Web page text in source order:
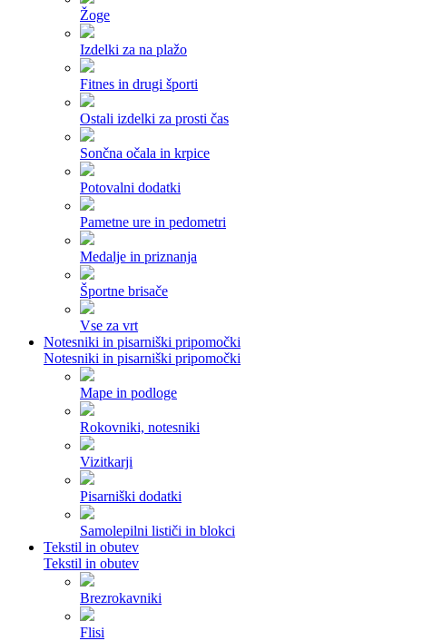
Žoge
Izdelki za na plažo
Fitnes in drugi športi
Ostali izdelki za prosti čas
Sončna očala in krpice
Potovalni dodatki
Pametne ure in pedometri
Medalje in priznanja
Športne brisače
Vse za vrt
Notesniki in pisarniški pripomočki
Notesniki in pisarniški pripomočki
Mape in podloge
Rokovniki, notesniki
Vizitkarji
Pisarniški dodatki
Samolepilni lističi in blokci
Tekstil in obutev
Tekstil in obutev
Brezrokavniki
Flisi